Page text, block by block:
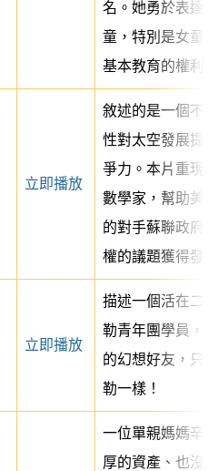
名。她勇於表達
童，特別是女童
基本教育的權利。
立即播放
敘述的是一個不
性對太空發展提
爭力。本片重現
數學家，幫助美
的對手蘇聯政府
權的議題獲得發
立即播放
描述一個活在二
勒青年團學員，
的幻想好友，只
勒一樣！
一位單親媽媽辛
厚的資產、也沒